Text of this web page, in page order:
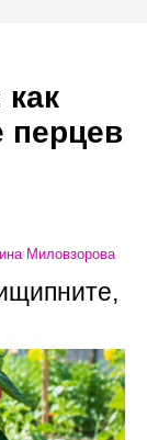
перцев
Миловзорова